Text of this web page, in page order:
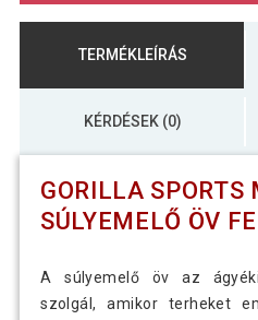
TERMÉKLEÍRÁS
KÉRDÉSEK (0)
GORILLA SPORTS
SÚLYEMELŐ ÖV
A súlyemelő öv az
szolgál, amikor terheket